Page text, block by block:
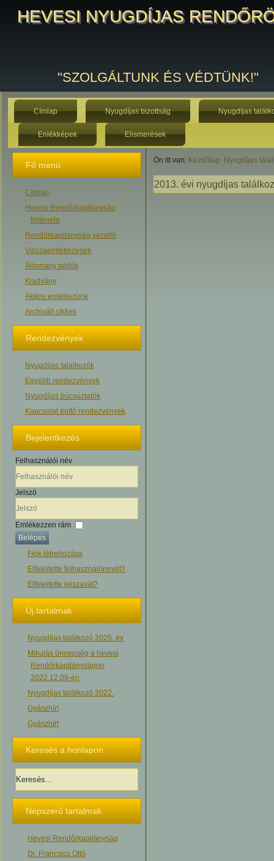
HEVESI NYUGDÍJAS
"SZOLGÁLTUNK ÉS VÉDTÜNK!"
Címlap Nyugdíjas bizottság Nyugdíjas
Enlékképek Elismerések
Fő menü
Címlap
Hevesi Rendőrkapitányság
története
Rendőrkapitányság vezetői
Visszaemlékezések
Állomány tablók
Kiadvány
Akikre emlékezünk
Archivált cikkek
Rendezvények
Nyugdíjas talalkozók
Egyébb rendezvények
Nyugdíjas búcsúztatók
Kapcsolat építő rendezvények
Bejelentkezés
Felhasználói név
Jelszó
Emlékezzen rám
Belépés
Fiók létrehozása
Elfelejtette felhasználónevét?
Elfelejtette jelszavát?
Új tartalmak
Nyugdíjas találkozó 2025. év
Mikulás ünnepség a hevesi
Rendőrkapitányságon
2022.12.09-én
Nyugdíjas találkozó 2022.
Gyászhír!
Gyászhír!
Keresés a honlapon
Népszerű tartalmak
Hevesi Rendőrkapitányság
Dr. Francsics Ottó
Ön itt van: Kezdőlap Nyugdíjas
2013. évi nyugdíjas